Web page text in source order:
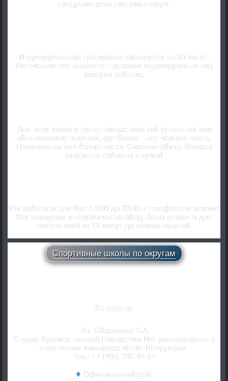
предусмотрена система скидок.
Индивидуальные тренировки проводятся по 60 минут.
Расписание составляется тренером индивидуально под
каждого ребенка.
Для всех залов и групп: гимнастический купальник или
обтягивающие шортики, футболка – все черного цвета.
Полупальцы или белые носки. Сменная обувь. Волосы
аккуратно собраны в пучок!
Мы работаем для Вас с 9:00 до 20:00 в телефонном режиме
без выходных и перерывов на обед. Залы открыты для
посетителей за 15 минут до начала занятий.
Спортивные школы по округам
Контакты:
Ул. Образцова 11А
Студия Художественной Гимнастики №1 располагается в
спортивном комплексе «Бейт-Швидлера».
Тел.: +7 (495) 792-41-57
Официальный сайт